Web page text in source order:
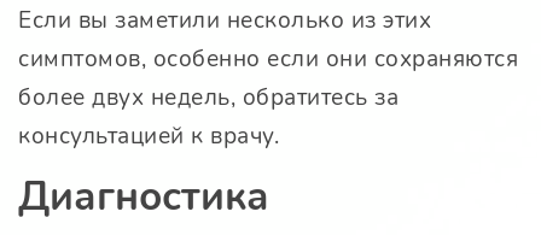
Если вы заметили несколько из этих
симптомов, особенно если они сохраняются
более двух недель, обратитесь за
консультацией к врачу.
Диагностика